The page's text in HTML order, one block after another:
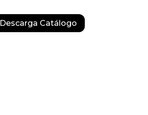
Descarga Catálogo